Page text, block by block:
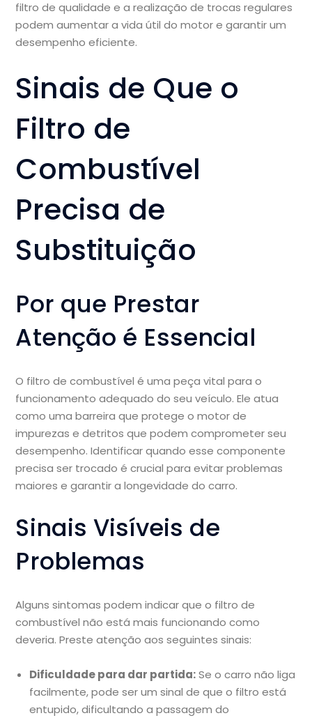
filtro de qualidade e a realização de trocas regulares
podem aumentar a vida útil do motor e garantir um
desempenho eficiente.
Sinais de Que o
Filtro de
Combustível
Precisa de
Substituição
Por que Prestar
Atenção é Essencial
O filtro de combustível é uma peça vital para o
funcionamento adequado do seu veículo. Ele atua
como uma barreira que protege o motor de
impurezas e detritos que podem comprometer seu
desempenho. Identificar quando esse componente
precisa ser trocado é crucial para evitar problemas
maiores e garantir a longevidade do carro.
Sinais Visíveis de
Problemas
Alguns sintomas podem indicar que o filtro de
combustível não está mais funcionando como
deveria. Preste atenção aos seguintes sinais:
Dificuldade para dar partida:Se o carro não liga
facilmente, pode ser um sinal de que o filtro está
entupido, dificultando a passagem do